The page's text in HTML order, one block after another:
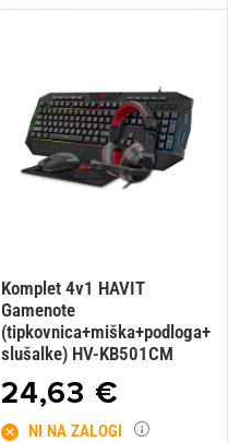
Komplet 4v1 HAVIT
Gamenote
(tipkovnica+miška+podloga+
slušalke) HV-KB501CM
24,63 €
NI NA ZALOGI